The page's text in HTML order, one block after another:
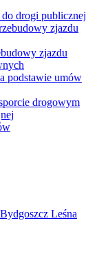
do drogi publicznej
zjazdu
zjazdu
podstawie umów
drogowym
Leśna